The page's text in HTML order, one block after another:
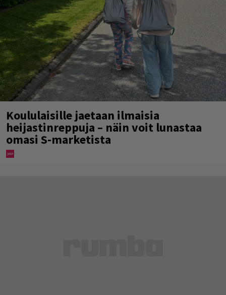
Koululaisille jaetaan ilmaisia
heijastinreppuja – näin voit lunastaa
omasi S-marketista